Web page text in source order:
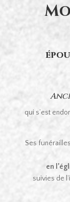
qui s’est
Ses
en
suivies de